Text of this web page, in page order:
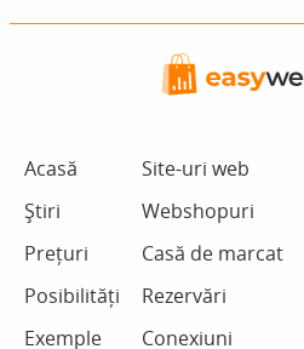
Acasă
Știri
Prețuri
Posibilități
Exemple
Site-uri web
Webshopuri
Casă de marcat
Rezervări
Conexiuni